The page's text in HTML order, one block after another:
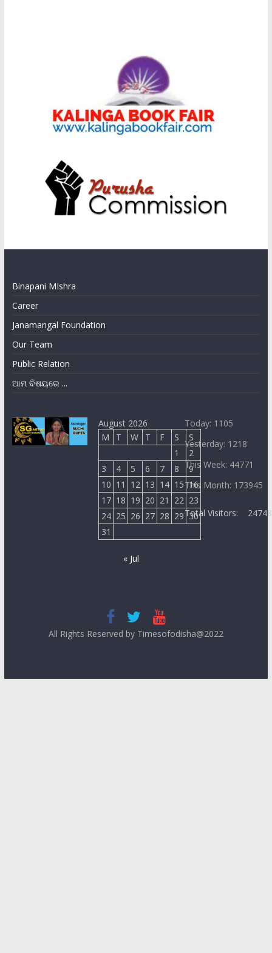
Binapani MIshra
Career
Janamangal Foundation
Our Team
Public Relation
ଆମ ବିଷୟରେ ...
August 2026
M
T W T F S
S
1
2
3
4 5 6 7 8
9
10 11 12 13 14 15 16
17 18 19 20 21 22 23
24 25 26 27 28 29 30
31
« Jul
Today: 1105
Yesterday: 1218
This Week: 44771
This Month: 173945
Total Visitors:
All Rights Reserved by Timesofodisha@2022